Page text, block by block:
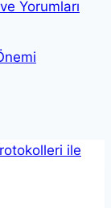
Yorumları